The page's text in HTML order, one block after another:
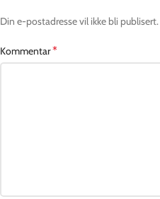
Din e-postadresse vil ikke bli publisert.
Kommentar*